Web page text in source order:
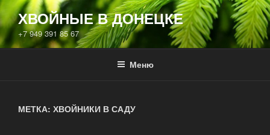
ХВОЙНЫЕ В ДОНЕЦКЕ
+7 949 391 85 67
Меню
МЕТКА: ХВОЙНИКИ В САДУ